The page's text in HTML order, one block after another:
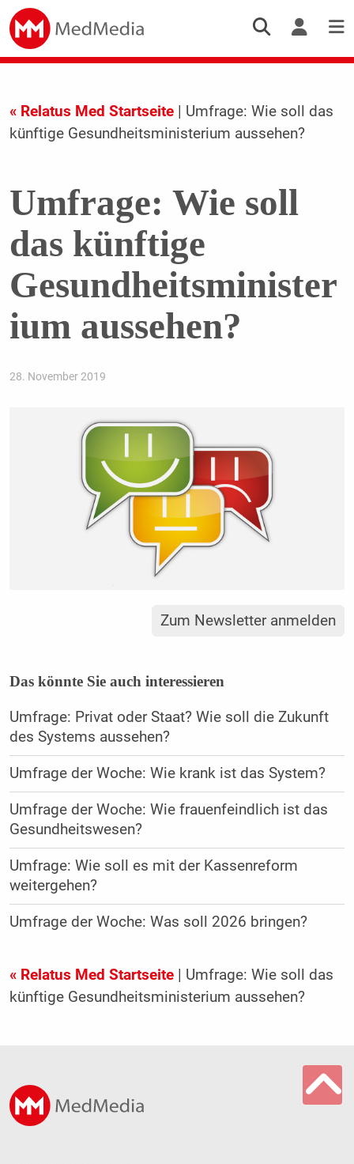
« Relatus Med Startseite| Umfrage: Wie soll das
künftige Gesundheitsministerium aussehen?
Umfrage: Wie soll
das künftige
Gesundheitsminister
ium aussehen?
28. November 2019
Zum Newsletter anmelden
Das könnte Sie auch interessieren
Umfrage: Privat oder Staat? Wie soll die Zukunft
des Systems aussehen?
Umfrage der Woche: Wie krank ist das System?
Umfrage der Woche: Wie frauenfeindlich ist das
Gesundheitswesen?
Umfrage: Wie soll es mit der Kassenreform
weitergehen?
Umfrage der Woche: Was soll 2026 bringen?
« Relatus Med Startseite| Umfrage: Wie soll das
künftige Gesundheitsministerium aussehen?